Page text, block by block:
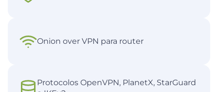
Onion over VPN para router
Protocolos OpenVPN, PlanetX, StarGuard